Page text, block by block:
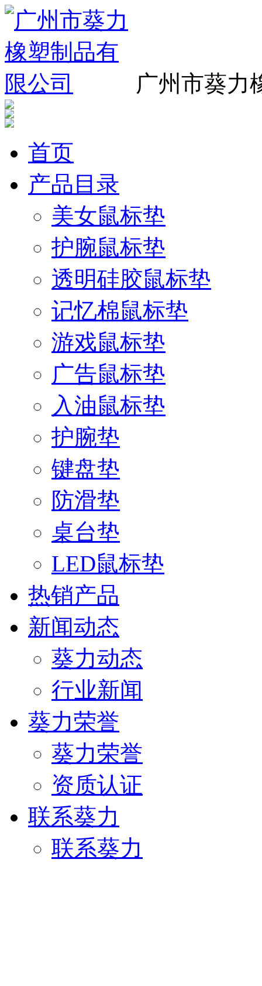
广州市葵力
首页
产品目录
美女鼠标垫
护腕鼠标垫
透明硅胶鼠标垫
记忆棉鼠标垫
游戏鼠标垫
广告鼠标垫
入油鼠标垫
护腕垫
键盘垫
防滑垫
桌台垫
LED鼠标垫
热销产品
新闻动态
葵力动态
行业新闻
葵力荣誉
葵力荣誉
资质认证
联系葵力
联系葵力